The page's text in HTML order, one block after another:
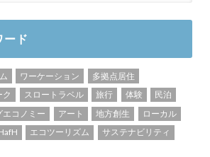
ード
ワーケーション
多拠点居住
ク スロートラベル 旅行 体験
民泊
エコノミー アート 地方創生
ローカル
エコツーリズム
サステナビリティ